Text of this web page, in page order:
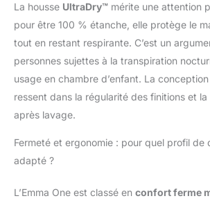
degrés. 【
sur le marché
Découvrez
exceptionnel
Essentials,
sur la
réparatrices !
La housse UltraDry™ mérite une attention
pour être 100 % étanche, elle protège le
tout en restant respirante. C’est un
personnes sujettes à la transpiration
usage en chambre d’enfant. La
ressent dans la régularité des finitions et
après lavage.
Fermeté et ergonomie : pour quel profil de
adapté ?
L’Emma One est classé en confort ferme